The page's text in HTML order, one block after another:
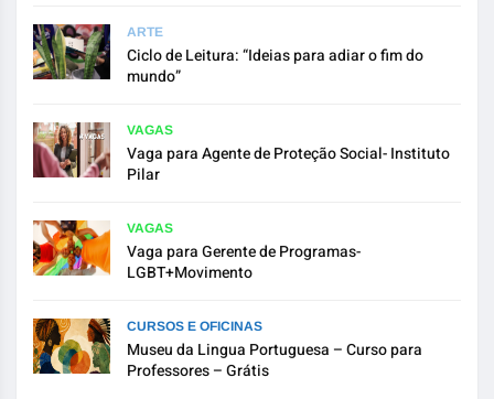
ARTE
Ciclo de Leitura: “Ideias para adiar o fim do
mundo”
VAGAS
Vaga para Agente de Proteção Social- Instituto
Pilar
VAGAS
Vaga para Gerente de Programas-
LGBT+Movimento
CURSOS E OFICINAS
Museu da Lingua Portuguesa – Curso para
Professores – Grátis